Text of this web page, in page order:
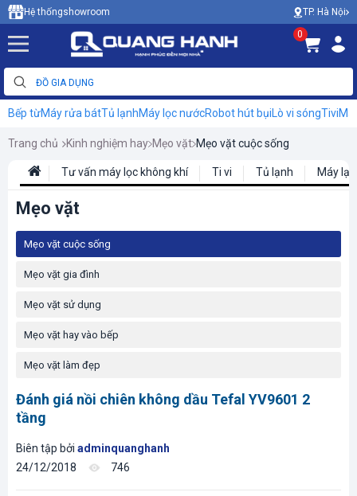
Hệ thốngshowroom TP. Hà Nội
0
Bếp từMáy rửa bátTủ lạnhMáy lọc nướcRobot hút bụiLò vi sóngTivi
Trang chủ Kinh nghiệm hay Mẹo vặt Mẹo vặt cuộc sống
Tư vấn máy lọc không khí Ti vi Tủ lạnh Máy
Mẹo vặt
Mẹo vặt cuộc sống
Mẹo vặt gia đình
Mẹo vặt sử dụng
Mẹo vặt hay vào bếp
Mẹo vặt làm đẹp
Đánh giá nồi chiên không dầu Tefal YV9601 2
tầng
Biên tập bởi adminquanghanh
24/12/2018
746